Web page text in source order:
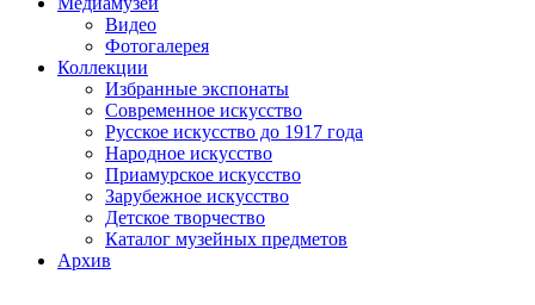
Видео
Фотогалерея
Коллекции
Избранные экспонаты
Современное искусство
Русское искусство до 1917 года
Народное искусство
Приамурское искусство
Зарубежное искусство
Детское творчество
Каталог музейных предметов
Архив